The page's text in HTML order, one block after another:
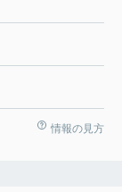
情報の見方